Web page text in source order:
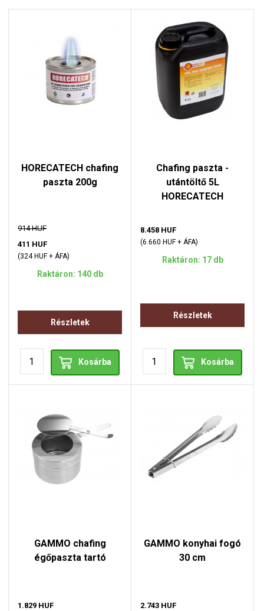
HORECATECH chafing
paszta 200g
914 HUF
411 HUF
(324 HUF + ÁFA)
Raktáron: 140 db
Részletek
Kosárba
Chafing paszta -
utántöltő 5L
HORECATECH
8.458 HUF
(6.660 HUF + ÁFA)
Raktáron: 17 db
Részletek
Kosárba
GAMMO chafing
égőpaszta tartó
1.829 HUF
GAMMO konyhai fogó
30 cm
2.743 HUF